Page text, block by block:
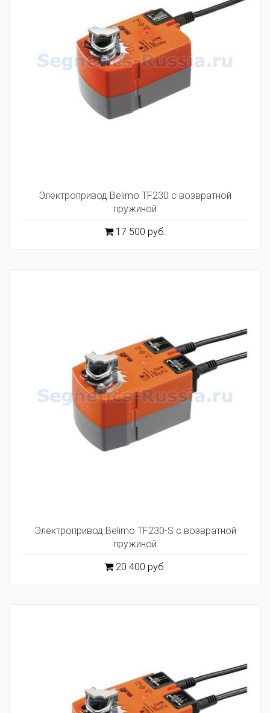
Электропривод Belimo TF230 с возвратной
пружиной
17 500 руб.
Электропривод Belimo TF230-S с возвратной
пружиной
20 400 руб.